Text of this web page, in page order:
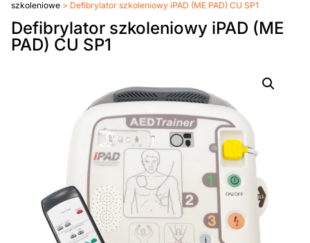
główna
szkoleniowe > Defibrylator szkoleniowy iPAD (ME PAD) CU SP1
Defibrylator szkoleniowy iPAD (ME
PAD) CU SP1